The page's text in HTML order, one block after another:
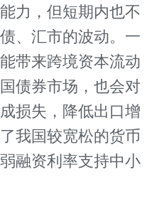
力，但短期内也不
、汇市的波动。一
带来跨境资本流动
债券市场，也会对
损失，降低出口增
我国较宽松的货币
融资利率支持中小